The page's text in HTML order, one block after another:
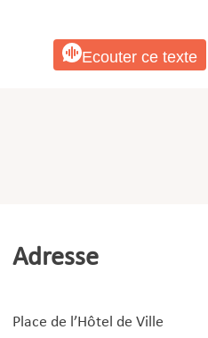
Ecouter ce texte
Adresse
Place de l’Hôtel de Ville